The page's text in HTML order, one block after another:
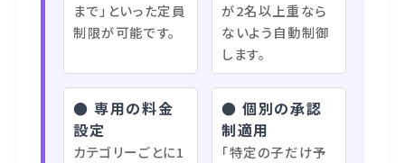
まで」といった定員
制限が可能です。
が2名以上重なら
ないよう自動制御
します。
● 専用の料金
設定
カテゴリーごとに1
● 個別の承認
制適用
「特定の子だけ予